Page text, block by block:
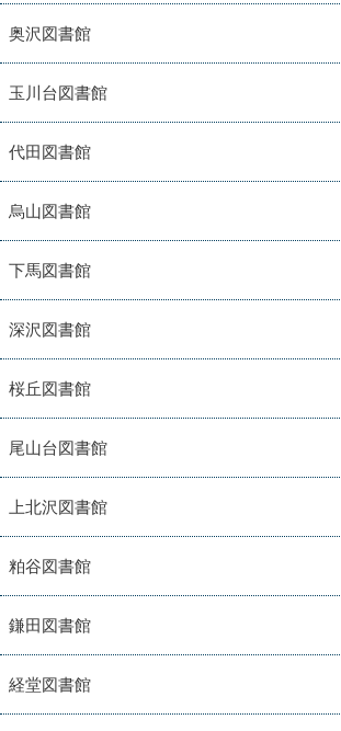
奥沢図書館
玉川台図書館
代田図書館
烏山図書館
下馬図書館
深沢図書館
桜丘図書館
尾山台図書館
上北沢図書館
粕谷図書館
鎌田図書館
経堂図書館